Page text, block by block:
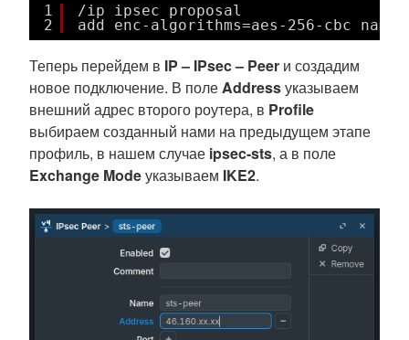
1
2
/ip ipsec proposal
add enc-algorithms=aes-256-cbc
Теперь перейдем в IP – IPsec – Peer и создадим
новое подключение. В полеAddressуказываем
внешний адрес второго роутера, в Profile
выбираем созданный нами на предыдущем этапе
профиль, в нашем случае ipsec-sts, а в поле
Exchange Modeуказываем IKE2.